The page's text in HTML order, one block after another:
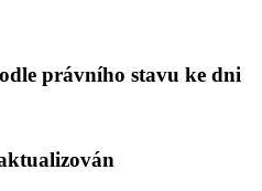
právního stavu ke dni